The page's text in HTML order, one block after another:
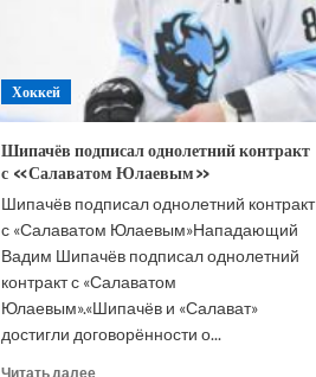
Хоккей
Шипачёв подписал однолетний контракт
с «Салаватом Юлаевым»
Шипачёв подписал однолетний контракт
с «Салаватом Юлаевым»Нападающий
Вадим Шипачёв подписал однолетний
контракт с «Салаватом
Юлаевым».«Шипачёв и «Салават»
достигли договорённости о...
Читать далееПрочитать